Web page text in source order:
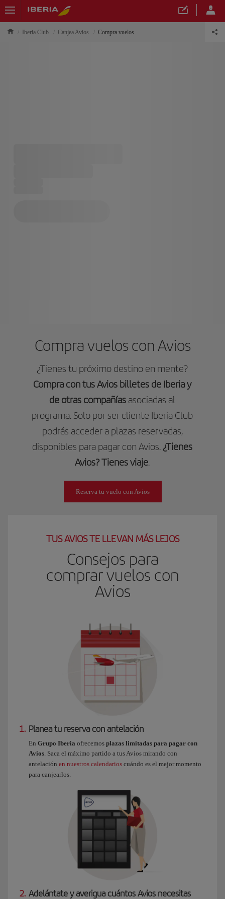
Iberia Club Canjea Avios Compra vuelos
Compra vuelos con Avios
¿Tienes tu próximo destino en mente?
Compra con tus Avios billetes de Iberia y
de otras compañías asociadas al
programa. Solo por ser cliente Iberia Club
podrás acceder a plazas reservadas,
disponibles para pagar con Avios. ¿Tienes
Avios? Tienes viaje.
Reserva tu vuelo con Avios
TUS AVIOS TE LLEVAN MÁS LEJOS
Consejos para
comprar vuelos con
Avios
1. Planea tu reserva con antelación
En Grupo Iberia ofrecemos plazas limitadas para pagar con
Avios. Saca el máximo partido a tus Avios mirando con
antelación en nuestros calendarios cuándo es el mejor momento
para canjearlos.
2. Adelántate y averigua cuántos Avios necesitas